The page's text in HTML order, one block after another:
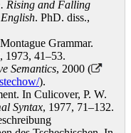
Rising and Falling
. PhD. diss.,
Grammar.
1973, 41–53.
Semantics, 2000 (
).
In Culicover, P. W.
Syntax, 1977, 71–132.